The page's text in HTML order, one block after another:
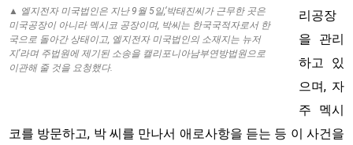
▲ 엘지전자 미국법인은 지난 9월 5일,‘박태진씨가 근무한 곳은
미국공장이 아니라 멕시코 공장이며, 박씨는 한국국적자로서 한
국으로 돌아간 상태이고, 엘지전자 미국법인의 소재지는 뉴저
지’라며 주법원에 제기된 소송을 캘리포니아남부연방법원으로
이관해 줄 것을 요청했다.
리공장
을 관리
하고 있
으며, 자
주 멕시
코를 방문하고, 박 씨를 만나서 애로사항을 듣는 등 이 사건을